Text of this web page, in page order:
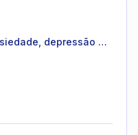
depressão e